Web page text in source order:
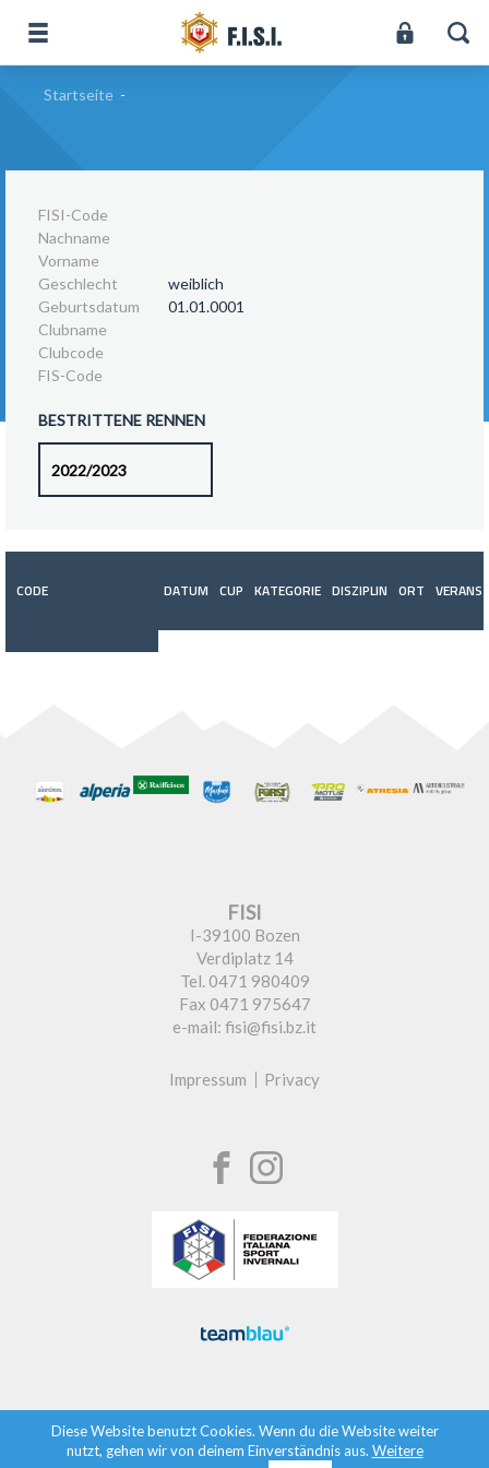
Startseite -
FISI-Code
Nachname
Vorname
Geschlecht
weiblich
Geburtsdatum
01.01.0001
Clubname
Clubcode
FIS-Code
BESTRITTENE RENNEN
CODE DATUM CUP KATEGORIE DISZIPLIN ORT
FISI
I-39100 Bozen
Verdiplatz 14
Tel. 0471 980409
Fax 0471 975647
e-mail: fisi@fisi.bz.it
Impressum Privacy
Diese Website benutzt Cookies. Wenn du die Website weiter
nutzt, gehen wir von deinem Einverständnis aus. Weitere